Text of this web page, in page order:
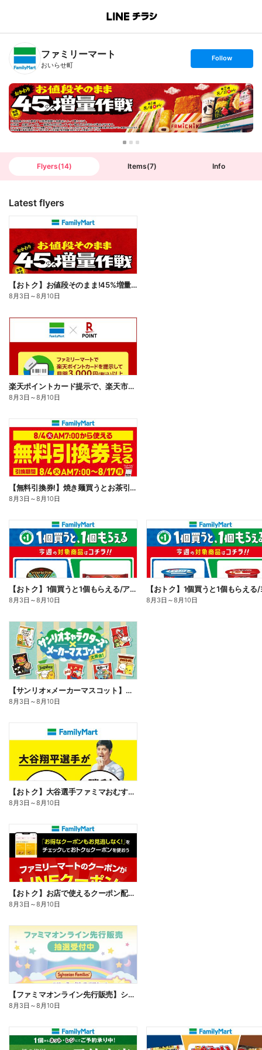
B
n
T
ファミリーマート
おいらせ町
s
t
o
l
l
o
w
Follow
Flyers(14) Items(7) Info
Latest flyers
【おトク】お値段そのまま!45%増量作戦!
8月3日 ～8月10日
楽天ポイントカード提示で、楽天市場でのお買い物がおトクに!
8月3日 ～8月10日
【無料引換券!】焼き麺買うとお茶引換券貰える!
8月3日 ～8月10日
【おトク】1個買うと1個もらえる/アイス
8月3日 ～8月10日 8月3日 ～8月10日
【サンリオ×メーカーマスコット】オリジナルグッズ貰える!
8月3日 ～8月10日
【おトク】大谷選手ファミマおむすび割
8月3日 ～8月10日
【おトク】お店で使えるクーポン配信中
8月3日 ～8月10日
【ファミマオンライン先行販売】シルバニアファミリー
8月3日 ～8月10日